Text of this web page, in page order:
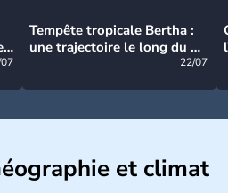
Tempête tropicale Bertha :
une trajectoire le long du du
22/07
et climat